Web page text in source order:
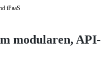
iPaaS
modularen, API-